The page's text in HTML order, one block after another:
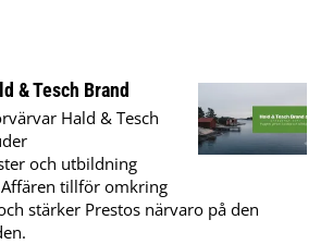
& Tesch Brand
Hald & Tesch
och utbildning
tillför omkring
stärker Prestos närvaro på den